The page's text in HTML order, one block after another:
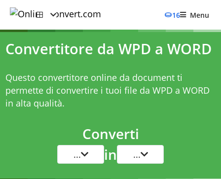
16 Menu
Convertitore da WPD a WORD
Questo convertitore online da document ti
permette di convertire i tuoi file da WPD a WORD
in alta qualità.
Converti
... in ...